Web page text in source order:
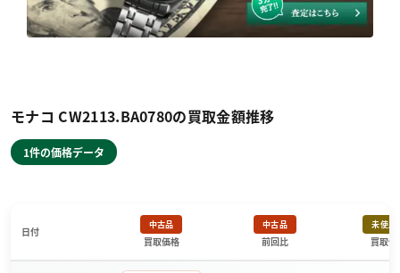
モナコ CW2113.BA0780の買取金額推移
1件の価格データ
日付
中古品
買取価格
中古品
前回比
未使用
買取価